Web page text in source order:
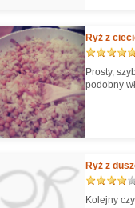
Ryż z
Prosty,
podobny
Ryż z
Kolejny